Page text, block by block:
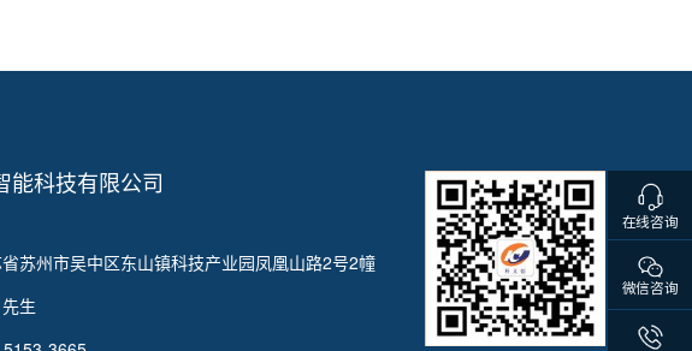
能科技有限公司
苏州市吴中区东山镇科技产业园凤凰山路2号2幢
生
在线咨询
微信咨询